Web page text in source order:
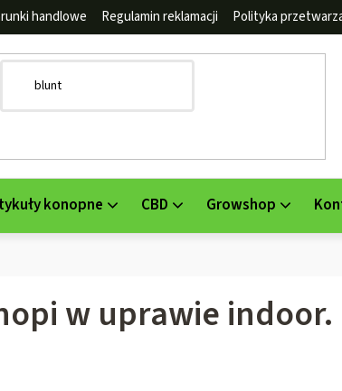
handlowe Regulamin reklamacji Polityka
konopne CBD Growshop
w uprawie indoor.